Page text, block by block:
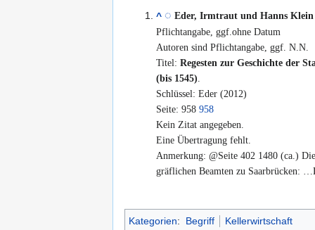
^ Eder, Irmtraut und Hanns Klein
Pflichtangabe, ggf.ohne Datum
Autoren sind Pflichtangabe, ggf. N.N.
Titel: Regesten zur Geschichte der
(bis 1545)
Schlüssel: Eder (2012)
Seite: 958 958
Kein Zitat angegeben.
Eine Übertragung fehlt.
Anmerkung: @Seite 402 1480 (ca.)
gräflichen Beamten zu Saarbrücken:
Kategorien: Begriff Kellerwirtschaft